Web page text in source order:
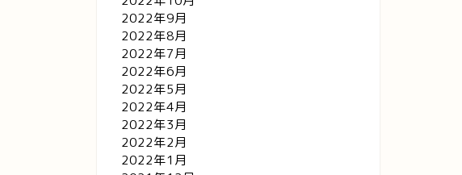
2022年9月
2022年8月
2022年7月
2022年6月
2022年5月
2022年4月
2022年3月
2022年2月
2022年1月